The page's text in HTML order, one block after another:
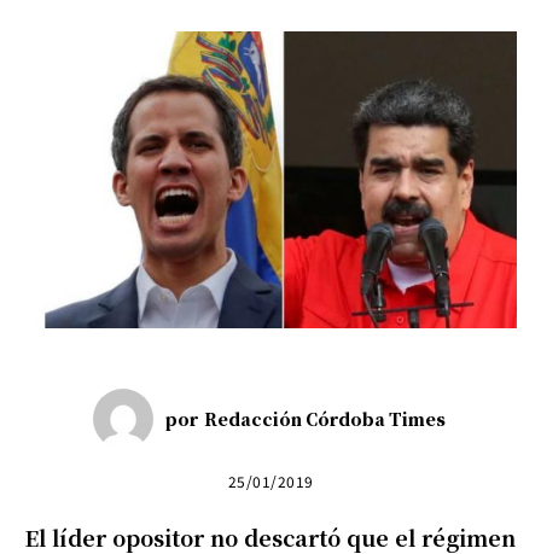
por Redacción Córdoba Times
25/01/2019
El líder opositor no descartó que el régimen